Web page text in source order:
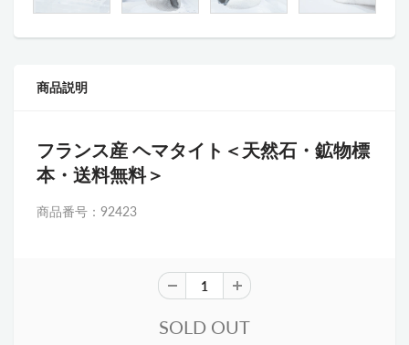
商品説明
フランス産 ヘマタイト＜天然石・鉱物標
本・送料無料＞
商品番号：92423
SOLD OUT